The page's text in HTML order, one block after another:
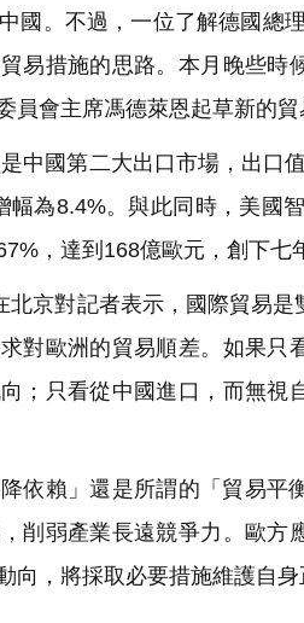
國。不過，一位了解德國總
易措施的思路。本月晚些時
會主席馮德萊恩起草新的貿
中國第二大出口市場，出口
幅為8.4%。與此同時，美國
，達到168億歐元，創下七
北京對記者表示，國際貿易
對歐洲的貿易順差。如果只
；只看從中國進口，而無視
依賴」還是所謂的「貿易平
削弱產業長遠競爭力。歐方
，將採取必要措施維護自身